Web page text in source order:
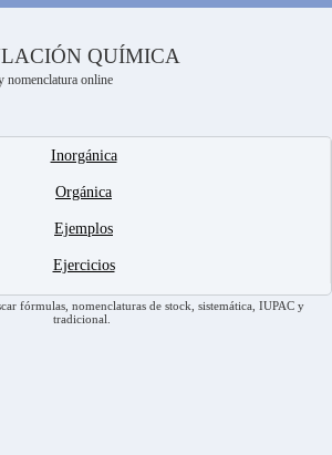
QUÍMICA
nomenclatura online
Inorgánica
Orgánica
Ejemplos
Ejercicios
fórmulas, nomenclaturas de stock, sistemática, IUPAC y
tradicional.